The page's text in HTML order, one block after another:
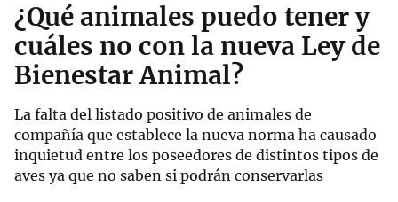
¿Qué animales puedo tener y
cuáles no con la nueva Ley de
Bienestar Animal?
La falta del listado positivo de animales de
compañía que establece la nueva norma ha causado
inquietud entre los poseedores de distintos tipos de
aves ya que no saben si podrán conservarlas